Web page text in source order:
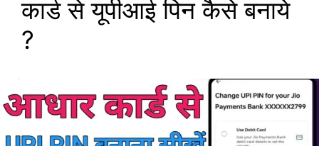
कार्ड से यूपीआई पिन कैसे बनाये
?